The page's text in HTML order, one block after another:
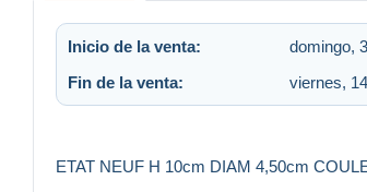
Inicio de la venta: domingo,
Fin de la venta:
viernes,
ETAT NEUF H 10cm DIAM 4,50cm